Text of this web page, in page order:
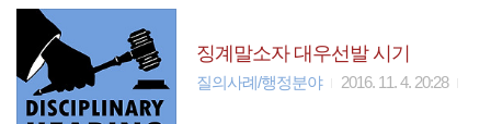
징계말소자 대우선발 시기
질의사례/행정분야 2016. 11. 4. 20:28